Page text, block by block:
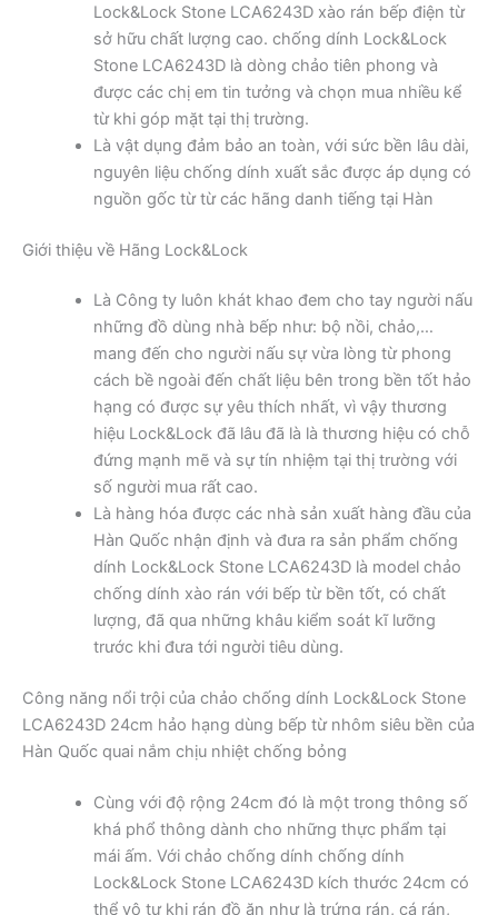
Lock&Lock Stone LCA6243D xào rán bếp điện từ
sở hữu chất lượng cao. chống dính Lock&Lock
Stone LCA6243D là dòng chảo tiên phong và
được các chị em tin tưởng và chọn mua nhiều kể
từ khi góp mặt tại thị trường.
Là vật dụng đảm bảo an toàn, với sức bền lâu dài,
nguyên liệu chống dính xuất sắc được áp dụng có
nguồn gốc từ từ các hãng danh tiếng tại Hàn
Giới thiệu về Hãng Lock&Lock
Là Công ty luôn khát khao đem cho tay người nấu
những đồ dùng nhà bếp như: bộ nồi, chảo,…
mang đến cho người nấu sự vừa lòng từ phong
cách bề ngoài đến chất liệu bên trong bền tốt hảo
hạng có được sự yêu thích nhất, vì vậy thương
hiệu Lock&Lock đã lâu đã là là thương hiệu có chỗ
đứng mạnh mẽ và sự tín nhiệm tại thị trường với
số người mua rất cao.
Là hàng hóa được các nhà sản xuất hàng đầu của
Hàn Quốc nhận định và đưa ra sản phẩm chống
dính Lock&Lock Stone LCA6243D là model chảo
chống dính xào rán với bếp từ bền tốt, có chất
lượng, đã qua những khâu kiểm soát kĩ lưỡng
trước khi đưa tới người tiêu dùng.
Công năng nổi trội của chảo chống dính Lock&Lock Stone
LCA6243D 24cm hảo hạng dùng bếp từ nhôm siêu bền của
Hàn Quốc quai nắm chịu nhiệt chống bỏng
Cùng với độ rộng 24cm đó là một trong thông số
khá phổ thông dành cho những thực phẩm tại
mái ấm. Với chảo chống dính chống dính
Lock&Lock Stone LCA6243D kích thước 24cm có
thể vô tư khi rán đồ ăn như là trứng rán, cá rán,